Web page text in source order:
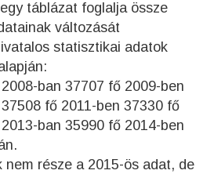
táblázat foglalja össze
változását
statisztikai adatok
ban 37707 fő 2009-ben
fő 2011-ben 37330 fő
ban 35990 fő 2014-ben
nem része a 2015-ös adat, de